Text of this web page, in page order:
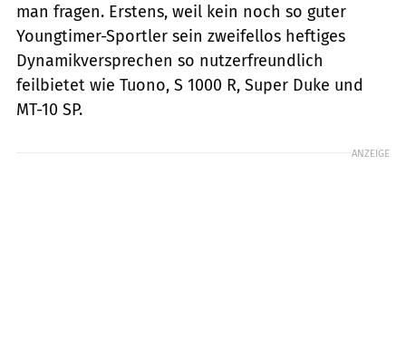
man fragen. Erstens, weil kein noch so guter
Youngtimer-Sportler sein zweifellos heftiges
Dynamikversprechen so nutzerfreundlich
feilbietet wie Tuono, S 1000 R, Super Duke und
MT-10 SP.
ANZEIGE